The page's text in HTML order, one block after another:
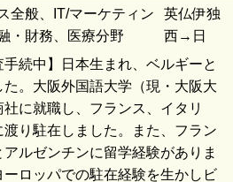
全般、IT/マーケティン
・財務、医療分野
英仏伊独
西→日
手続中】日本生まれ、ベルギーと
た。大阪外国語大学（現・大阪大
に就職し、フランス、イタリ
り駐在しました。また、フラン
ルゼンチンに留学経験がありま
ロッパでの駐在経験を生かしビ